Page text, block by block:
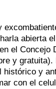
abierta
el Concejo
y gratuita).
histórico y
con el